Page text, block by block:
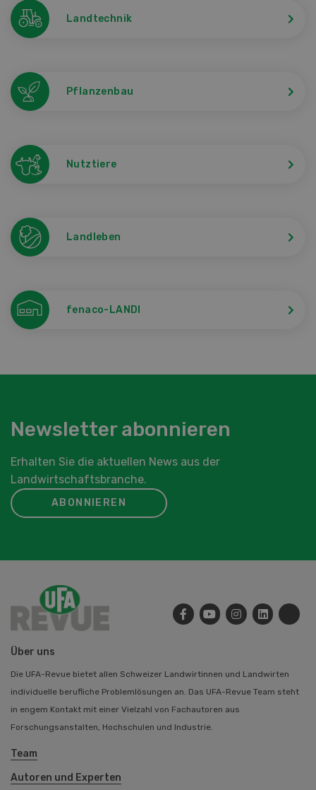
Landtechnik
Pflanzenbau
Nutztiere
Landleben
fenaco-LANDI
Newsletter abonnieren
Erhalten Sie die aktuellen News aus der
Landwirtschaftsbranche.
ABONNIEREN
Über uns
Die UFA-Revue bietet allen Schweizer Landwirtinnen und Landwirten
individuelle berufliche Problemlösungen an. Das UFA-Revue Team steht
in engem Kontakt mit einer Vielzahl von Fachautoren aus
Forschungsanstalten, Hochschulen und Industrie.
Team
Autoren und Experten